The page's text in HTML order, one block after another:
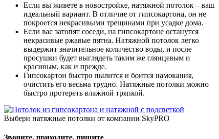
Если вы живете в новостройке, натяжной потолок – ваш
идеальный вариант. В отличие от гипсокартона, он не
покроется некрасивыми трещинами при усадке дома.
Если вас затопят соседи, на гипсокартоне останутся
некрасивые ржавые пятна. Натяжной потолок легко
выдержит значительное количество воды, и после
просушки будет выглядеть таким же глянцевым и
красивым, как и прежде.
Гипсокартон быстро пылится и боится намокания,
очистить его весьма трудно. Натяжные потолки можно
быстро протереть влажной тряпкой.
Выбери натяжные потолки от компании SkyPRO
Звоните, приходите, пишите